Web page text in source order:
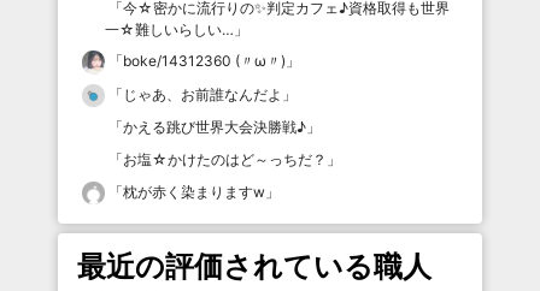
「今☆密かに流行りの✨判定カフェ♪資格取得も世界
一☆難しいらしい… 」
「boke/14312360 (〃ω〃) 」
「 じゃあ、お前誰なんだよ 」
「かえる跳び世界大会決勝戦♪ 」
「お塩☆かけたのはど～っちだ？ 」
「枕が赤く染まりますw 」
最近の評価されている職人